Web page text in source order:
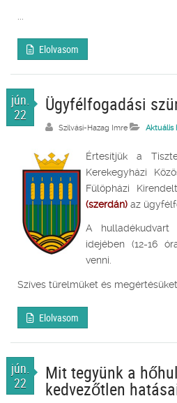
Elolvasom
jún.
22
Ügyfélfogadási
Szilvási-Hazag Imre Aktuális
Értesítjük a
Kerekegyházi
Fülöpházi
(szerdán) az
A hulladékudvart
idejében (12-16
venni.
Szíves türelmüket és
Elolvasom
jún.
22
Mit tegyünk a
kedvezőtlen